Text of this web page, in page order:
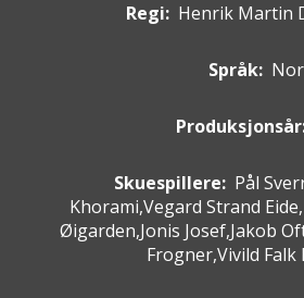
Regi: Henrik Martin
Språk:
Skuespillere: Pål
Khorami,Vegard Strand
Øigarden,Jonis Josef,Jakob
Frogner,Vivild Falk